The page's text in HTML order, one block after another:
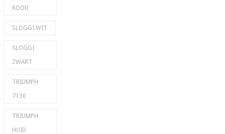
ROOD
SLOGGI WIT
SLOGGI
ZWART
TRIUMPH
7130
TRIUMPH
HUID